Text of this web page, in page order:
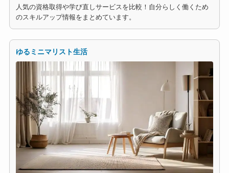
人気の資格取得や学び直しサービスを比較！自分らしく働くため
のスキルアップ情報をまとめています。
ゆるミニマリスト生活